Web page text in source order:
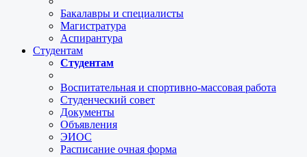
Бакалавры и специалисты
Магистратура
Аспирантура
Студентам
Студентам
Воспитательная и спортивно-массовая работа
Студенческий совет
Документы
Объявления
ЭИОС
Расписание очная форма